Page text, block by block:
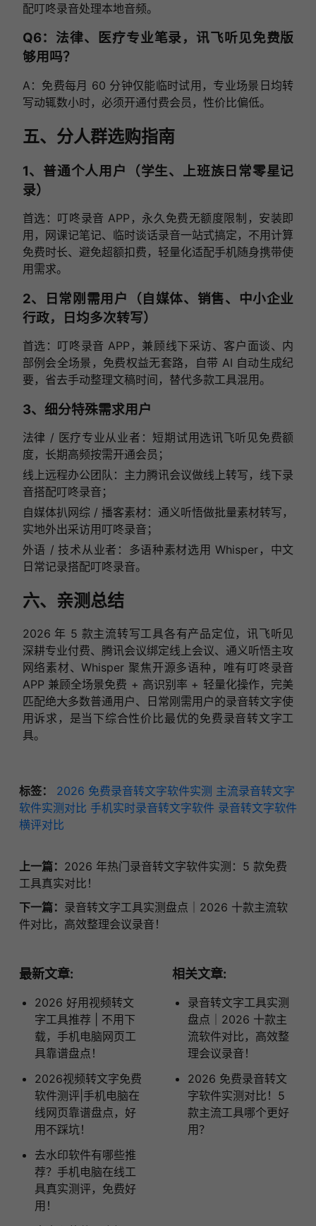
配叮咚录音处理本地音频。
Q6：法律、医疗专业笔录，讯飞听见免费版
够用吗？
A：免费每月 60 分钟仅能临时试用，专业场景日均转
写动辄数小时，必须开通付费会员，性价比偏低。
五、分人群选购指南
1、普通个人用户（学生、上班族日常零星记
录）
首选：叮咚录音 APP，永久免费无额度限制，安装即
用，网课记笔记、临时谈话录音一站式搞定，不用计算
免费时长、避免超额扣费，轻量化适配手机随身携带使
用需求。
2、日常刚需用户（自媒体、销售、中小企业
行政，日均多次转写）
首选：叮咚录音 APP，兼顾线下采访、客户面谈、内
部例会全场景，免费权益无套路，自带 AI 自动生成纪
要，省去手动整理文稿时间，替代多款工具混用。
3、细分特殊需求用户
法律 / 医疗专业从业者：短期试用选讯飞听见免费额
度，长期高频按需开通会员；
线上远程办公团队：主力腾讯会议做线上转写，线下录
音搭配叮咚录音；
自媒体扒网综 / 播客素材：通义听悟做批量素材转写，
实地外出采访用叮咚录音；
外语 / 技术从业者：多语种素材选用 Whisper，中文
日常记录搭配叮咚录音。
六、亲测总结
2026 年 5 款主流转写工具各有产品定位，讯飞听见
深耕专业付费、腾讯会议绑定线上会议、通义听悟主攻
网络素材、Whisper 聚焦开源多语种，唯有叮咚录音
APP 兼顾全场景免费 + 高识别率 + 轻量化操作，完美
匹配绝大多数普通用户、日常刚需用户的录音转文字使
用诉求，是当下综合性价比最优的免费录音转文字工
具。
标签： 2026 免费录音转文字软件实测 主流录音转文字
软件实测对比 手机实时录音转文字软件 录音转文字软件
横评对比
上一篇： 2026 年热门录音转文字软件实测：5 款免费
工具真实对比！
下一篇： 录音转文字工具实测盘点｜2026 十款主流软
件对比，高效整理会议录音！
最新文章:
2026 好用视频转文
字工具推荐 | 不用下
载，手机电脑网页工
具靠谱盘点！
2026视频转文字免费
软件测评|手机电脑在
线网页靠谱盘点，好
用不踩坑！
去水印软件有哪些推
荐？手机电脑在线工
具真实测评，免费好
用！
相关文章:
录音转文字工具实测
盘点｜2026 十款主
流软件对比，高效整
理会议录音！
2026 免费录音转文
字软件实测对比！5
款主流工具哪个更好
用？